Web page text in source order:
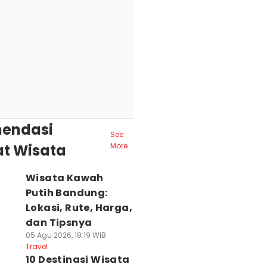
Wisata
See
More
Wisata Kawah
Putih Bandung:
Lokasi, Rute, Harga,
dan Tipsnya
05 Agu 2026, 18:19 WIB
Travel
10 Destinasi Wisata